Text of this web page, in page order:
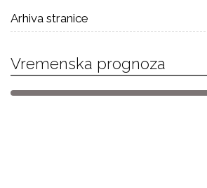
Arhiva stranice
Vremenska prognoza